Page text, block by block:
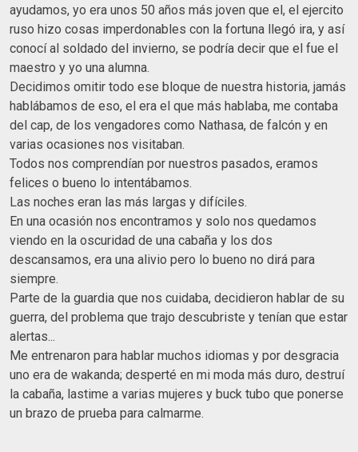
ayudamos, yo era unos 50 años más joven que el, el ejercito
ruso hizo cosas imperdonables con la fortuna llegó ira, y así
conocí al soldado del invierno, se podría decir que el fue el
maestro y yo una alumna.
Decidimos omitir todo ese bloque de nuestra historia, jamás
hablábamos de eso, el era el que más hablaba, me contaba
del cap, de los vengadores como Nathasa, de falcón y en
varias ocasiones nos visitaban.
Todos nos comprendían por nuestros pasados, eramos
felices o bueno lo intentábamos.
Las noches eran las más largas y difíciles.
En una ocasión nos encontramos y solo nos quedamos
viendo en la oscuridad de una cabaña y los dos
descansamos, era una alivio pero lo bueno no dirá para
siempre.
Parte de la guardia que nos cuidaba, decidieron hablar de su
guerra, del problema que trajo descubriste y tenían que estar
alertas...
Me entrenaron para hablar muchos idiomas y por desgracia
uno era de wakanda; desperté en mi moda más duro, destruí
la cabaña, lastime a varias mujeres y buck tubo que ponerse
un brazo de prueba para calmarme.